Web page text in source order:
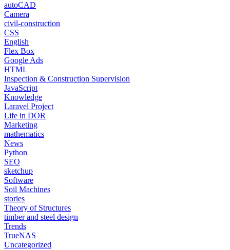
autoCAD
Camera
civil-construction
CSS
English
Flex Box
Google Ads
HTML
Inspection & Construction Supervision
JavaScript
Knowledge
Laravel Project
Life in DOR
Marketing
mathematics
News
Python
SEO
sketchup
Software
Soil Machines
stories
Theory of Structures
timber and steel design
Trends
TrueNAS
Uncategorized